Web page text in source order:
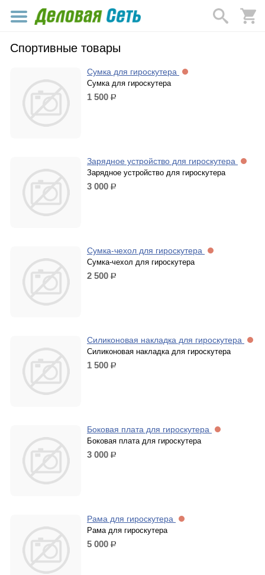
Спортивные товары
Сумка для гироскутера
Сумка для гироскутера
1 500 р.
Зарядное устройство для гироскутера
Зарядное устройство для гироскутера
3 000 р.
Сумка-чехол для гироскутера
Сумка-чехол для гироскутера
2 500 р.
Силиконовая накладка для гироскутера
Силиконовая накладка для гироскутера
1 500 р.
Боковая плата для гироскутера
Боковая плата для гироскутера
3 000 р.
Рама для гироскутера
Рама для гироскутера
5 000 р.